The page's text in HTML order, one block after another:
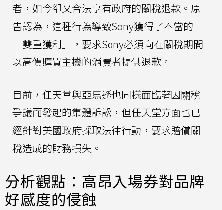
者，如今卻又合法享有政府的關稅退款。原
告認為，這種行為導致Sony獲得了不當的
「雙重獲利」，要求Sony必須向在關稅期間
以高價購買主機的消費者提供退款。
目前，任天堂與亞馬遜也同樣面臨著因關稅
爭議而發起的集體訴訟，但任天堂方面也已
經針對美國政府採取法律行動，要求賠償關
稅造成的財務損失。
分析觀點：高昂入場券對品牌
好感度的侵蝕